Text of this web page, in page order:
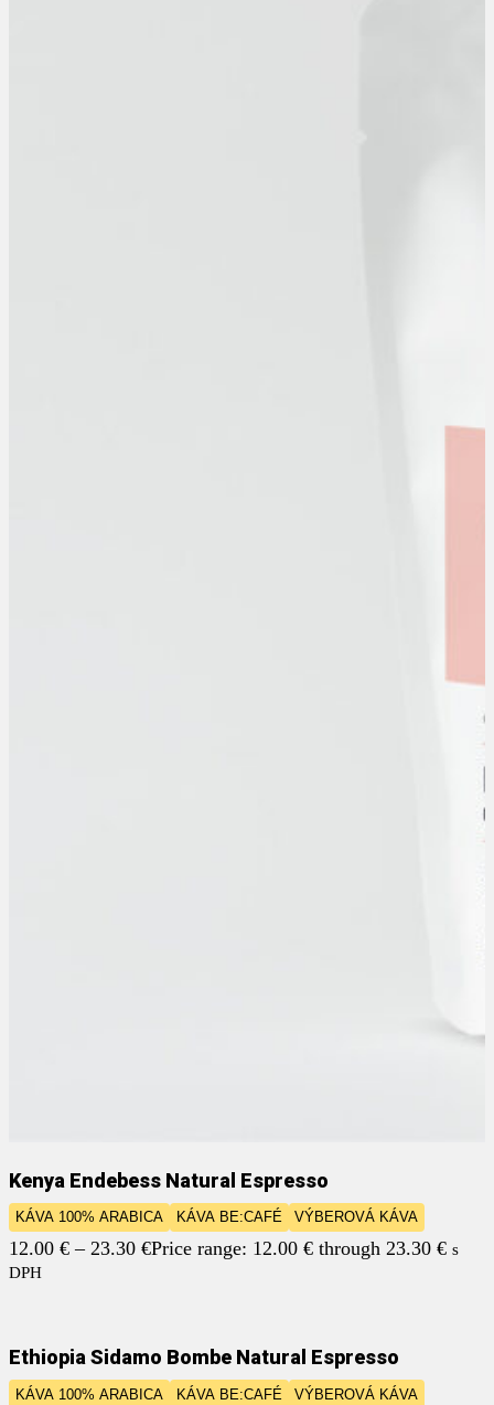
Kenya Endebess Natural Espresso
KÁVA 100% ARABICA KÁVA BE:CAFÉ VÝBEROVÁ KÁVA
12.00 € – 23.30 €Price range: 12.00 € through 23.30 € s
DPH
Ethiopia Sidamo Bombe Natural Espresso
KÁVA 100% ARABICA KÁVA BE:CAFÉ VÝBEROVÁ KÁVA